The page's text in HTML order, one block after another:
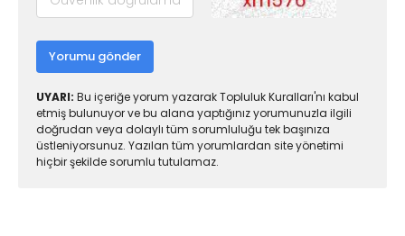
Yorumu gönder
UYARI: Bu içeriğe yorum yazarak Topluluk Kuralları'nı kabul
etmiş bulunuyor ve bu alana yaptığınız yorumunuzla ilgili
doğrudan veya dolaylı tüm sorumluluğu tek başınıza
üstleniyorsunuz. Yazılan tüm yorumlardan site yönetimi
hiçbir şekilde sorumlu tutulamaz.